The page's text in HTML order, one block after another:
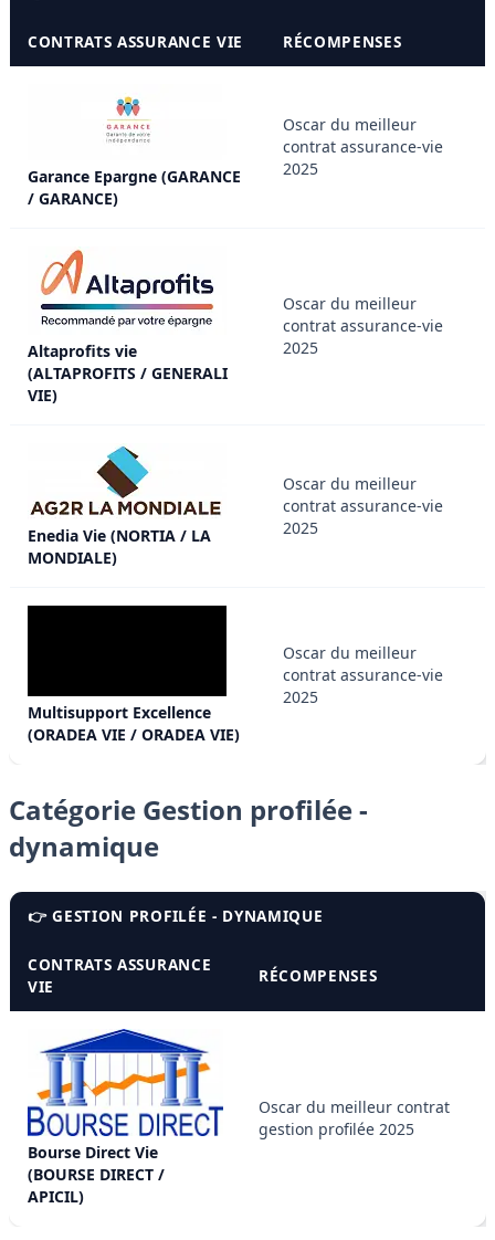
CONTRATS ASSURANCE VIE RÉCOMPENSES
Garance Epargne (GARANCE
/ GARANCE)
Oscar du meilleur
contrat assurance-vie
2025
Altaprofits vie
(ALTAPROFITS / GENERALI
VIE)
Oscar du meilleur
contrat assurance-vie
2025
Enedia Vie (NORTIA / LA
MONDIALE)
Oscar du meilleur
contrat assurance-vie
2025
Multisupport Excellence
(ORADEA VIE / ORADEA VIE)
Oscar du meilleur
contrat assurance-vie
2025
Catégorie Gestion profilée -
dynamique
👉 GESTION PROFILÉE - DYNAMIQUE
CONTRATS ASSURANCE
VIE
RÉCOMPENSES
Bourse Direct Vie
(BOURSE DIRECT /
APICIL)
Oscar du meilleur contrat
gestion profilée 2025